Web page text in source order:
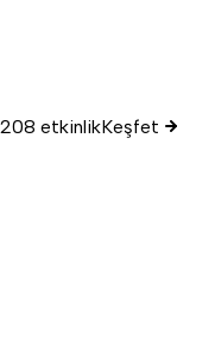
208 etkinlikKeşfet